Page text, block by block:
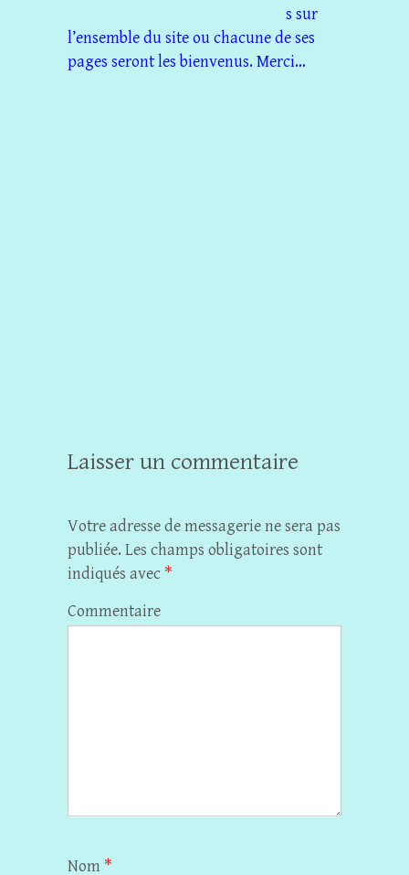
s sur
l’ensemble du site ou chacune de ses
pages seront les bienvenus. Merci…
Laisser un commentaire
Votre adresse de messagerie ne sera pas
publiée. Les champs obligatoires sont
indiqués avec *
Commentaire
Nom *